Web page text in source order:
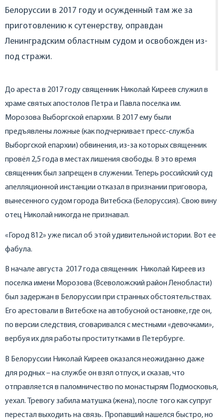
Белоруссии в 2017 году и осужденный там же за
приготовлению к сутенерству, оправдан
Ленинградским областным судом и освобожден из-
под стражи.
До ареста в 2017 году священник Николай Киреев служил в
храме святых апостолов Петра и Павла поселка им.
Морозова Выборгской епархии. В 2017 ему были
предъявлены ложные (как подчеркивает пресс-служба
Выборгской епархии) обвинения, из-за которых священник
провёл 2,5 года в местах лишения свободы. В это время
священник был запрещен в служении. Теперь российский суд
апелляционной инстанции отказал в признании приговора,
вынесенного судом города Витебска (Белоруссия). Свою вину
отец Николай никогда не признавал.
«Город 812» уже писал об этой удивительной истории. Вот ее
фабула.
В начале августа 2017 года священник Николай Киреев из
поселка имени Морозова (Всеволожский район Ленобласти)
был задержан в Белоруссии при странных обстоятельствах.
Его арестовали в Витебске на автобусной остановке, где он,
по версии следствия, сговаривался с местными «девочками»,
вербуя их для работы проститутками в Петербурге.
В Белоруссии Николай Киреев оказался неожиданно даже
для родных – на службе он взял отпуск, и сказав, что
отправляется в паломничество по монастырям Подмосковья,
уехал. Тревогу забила матушка (жена), после того как супруг
перестал выходить на связь. Пропавший нашелся быстро, но